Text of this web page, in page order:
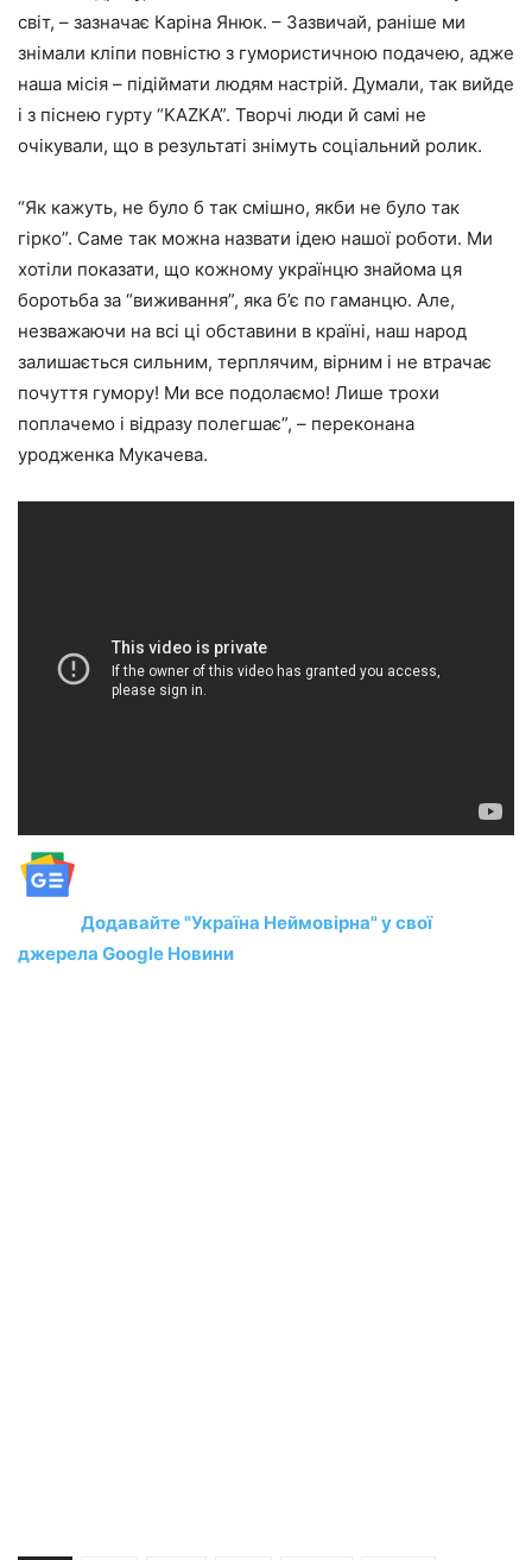
світ, – зазначає Каріна Янюк. – Зазвичай, раніше ми
знімали кліпи повністю з гумористичною подачею, адже
наша місія – підіймати людям настрій. Думали, так вийде
і з піснею гурту “KAZKA”. Творчі люди й самі не
очікували, що в результаті знімуть соціальний ролик.
“Як кажуть, не було б так смішно, якби не було так
гірко”. Саме так можна назвати ідею нашої роботи. Ми
хотіли показати, що кожному українцю знайома ця
боротьба за “виживання”, яка б’є по гаманцю. Але,
незважаючи на всі ці обставини в країні, наш народ
залишається сильним, терплячим, вірним і не втрачає
почуття гумору! Ми все подолаємо! Лише трохи
поплачемо і відразу полегшає”, – переконана
уродженка Мукачева.
Додавайте "Україна Неймовірна" у свої
джерела Google Новини